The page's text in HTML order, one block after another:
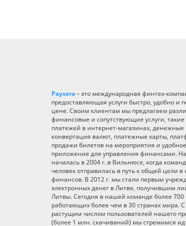
Paysera– это международная финтех-
предоставляющая услуги быстро, удобно и
цене. Своим клиентам мы предлагаем
финансовые и сопутствующие услуги, такие
платежей в интернет-магазинах, денежные
конвертация валют, платежные карты,
продажи билетов на мероприятия и
приложение для управления финансами.
началась в 2004 г. в Вильнюсе, когда
человек отправилась в путь к общей цели в
финансов. В 2012 г. мы стали первым
электронных денег в Литве, получившим
Литвы. Сегодня в нашей команде более 700
работающих более чем в 30 странах мира.
растущим числом пользователей нашего
(более 1 млн. скачиваний) мы стремимся